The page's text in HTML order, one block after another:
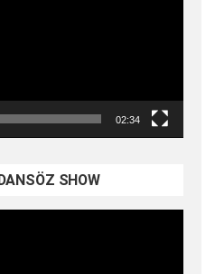
02:34
SHOW